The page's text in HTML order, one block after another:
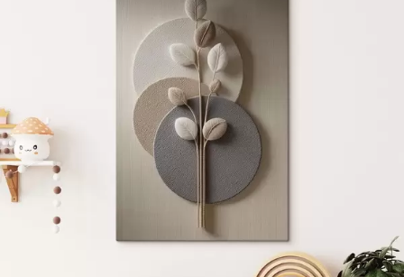
Стійкість до вицвітання
Безпечне чорнило без запаху
Поверхня з текстурою полотна
Екологічний матеріал
Преміум
Від490
Яскраві, насичені кольори
Стійкість до вицвітання
Безпечне чорнило без запаху
Поверхня з текстурою полотна